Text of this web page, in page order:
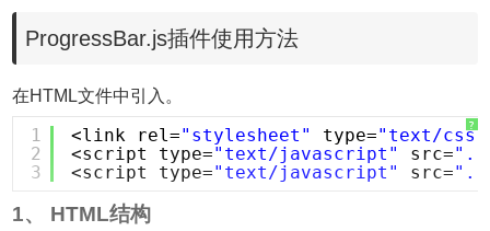
ProgressBar.js插件使用方法
在HTML文件中引入。
?
1
2
3
<link rel="stylesheet" type="text/css"
<script type="text/javascript" src=
<script type="text/javascript" src=
1、 HTML结构